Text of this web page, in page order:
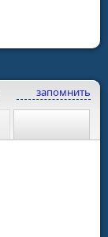
запомнить